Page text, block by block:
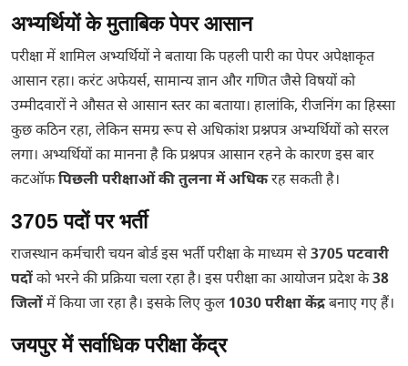
अभ्यर्थियों के मुताबिक पेपर आसान
परीक्षा में शामिल अभ्यर्थियों ने बताया कि पहली पारी का पेपर अपेक्षाकृत
आसान रहा। करंट अफेयर्स, सामान्य ज्ञान और गणित जैसे विषयों को
उम्मीदवारों ने औसत से आसान स्तर का बताया। हालांकि, रीजनिंग का हिस्सा
कुछ कठिन रहा, लेकिन समग्र रूप से अधिकांश प्रश्नपत्र अभ्यर्थियों को सरल
लगा। अभ्यर्थियों का मानना है कि प्रश्नपत्र आसान रहने के कारण इस बार
कटऑफपिछली परीक्षाओं की तुलना में अधिकरह सकती है।
3705 पदों पर भर्ती
राजस्थान कर्मचारी चयन बोर्ड इस भर्ती परीक्षा के माध्यम से3705 पटवारी
पदोंको भरने की प्रक्रिया चला रहा है। इस परीक्षा का आयोजन प्रदेश के38
जिलोंमें किया जा रहा है। इसके लिए कुल 1030 परीक्षा केंद्रबनाए गए हैं।
जयपुर में सर्वाधिक परीक्षा केंद्र